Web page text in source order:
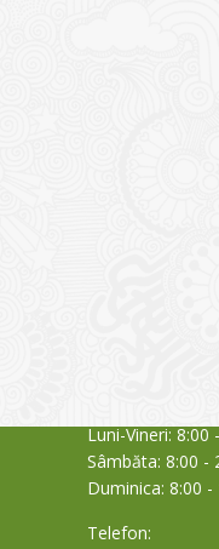
Luni-Vineri: 8:00
Sâmbăta: 8:00 -
Duminica: 8:00 -
Telefon: